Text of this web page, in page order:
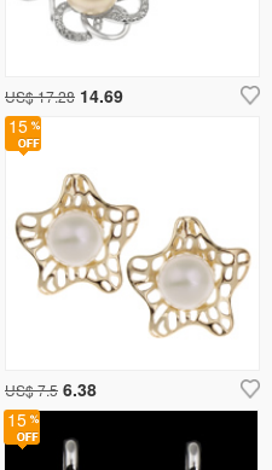
US$ 17.28 14.69
15
15
US$ 7.5 6.38